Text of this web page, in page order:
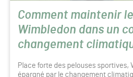
Comment maintenir
Wimbledon dans un
changement
Place forte des pelouses sportives,
épargné par le changement